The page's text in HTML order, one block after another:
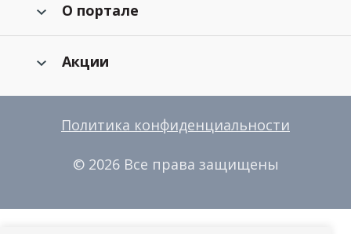
О портале
Акции
Политика конфиденциальности
© 2026 Все права защищены